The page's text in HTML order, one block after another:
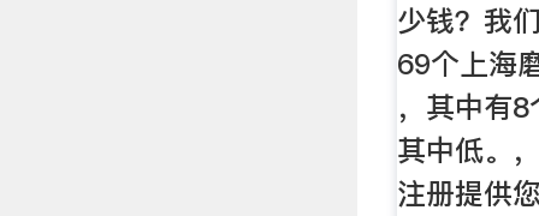
少钱？我
69个上海
，其中有
其中低。
注册提供